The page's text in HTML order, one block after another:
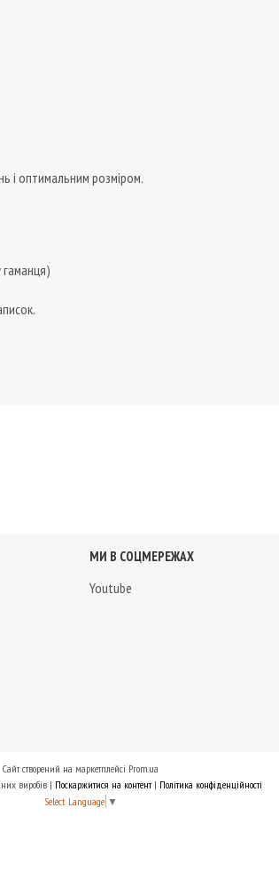
і оптимальним розміром.
гаманця)
МИ В СОЦМЕРЕЖАХ
Youtube
Сайт створений на маркетплейсі Prom.ua
FainaModa магазин шкіряних виробів | Поскаржитися на контент | Політика конфіденційності
Select Language ▼